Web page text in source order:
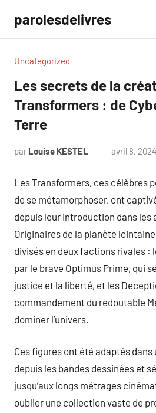
contenu
parolesdelivres
Uncategorized
Les secrets de la
Transformers : de
Terre
par Louise KESTEL avril 8, 2024
Les Transformers, ces célèbres
de se métamorphoser, ont
depuis leur introduction dans les
Originaires de la planète
divisés en deux factions rivales :
par le brave Optimus Prime, qui
justice et la liberté, et les
commandement du redoutable
dominer l’univers.
Ces figures ont été adaptés
depuis les bandes dessinées et
jusqu’aux longs métrages
oublier une collection vaste de